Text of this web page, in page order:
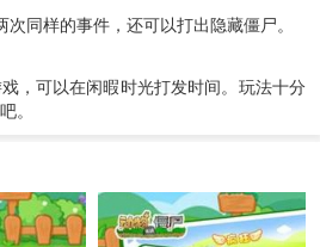
同样的事件，还可以打出隐藏僵尸。
，可以在闲暇时光打发时间。玩法十分
。